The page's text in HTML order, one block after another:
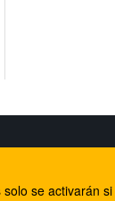
se activarán